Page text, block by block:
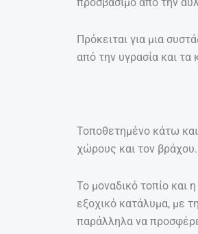
προσβάσιμο από την
Πρόκειται για μια
από την υγρασία και τα
Τοποθετημένο κάτω
χώρους και τον βράχου.
Το μοναδικό τοπίο και
εξοχικό κατάλυμα, με
παράλληλα να